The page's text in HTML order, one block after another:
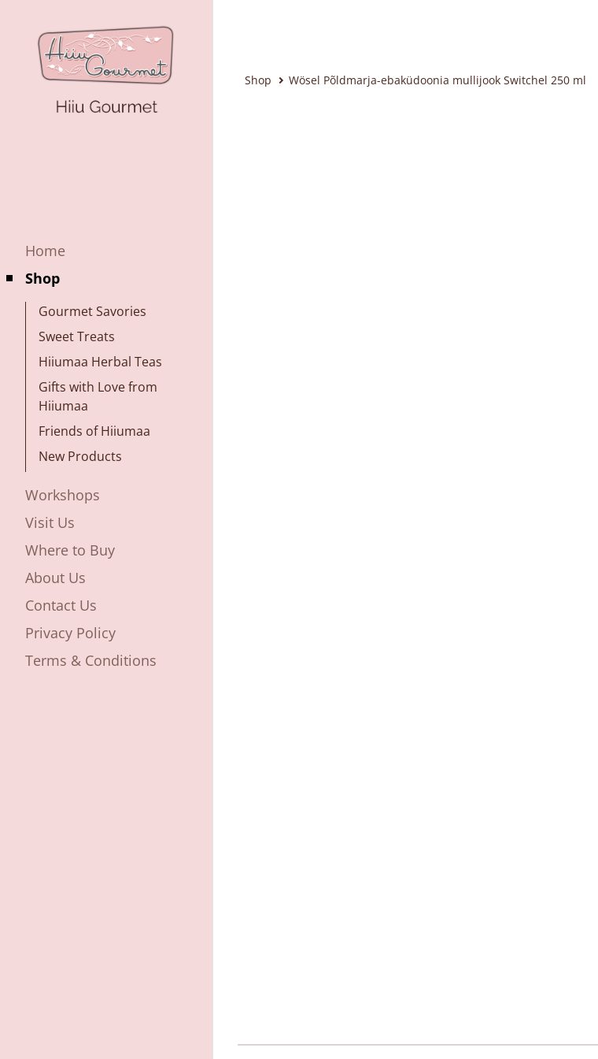
Home
Shop
Gourmet Savories
Sweet Treats
Hiiumaa Herbal Teas
Gifts with Love from
Hiiumaa
Friends of Hiiumaa
New Products
Workshops
Visit Us
Where to Buy
About Us
Contact Us
Privacy Policy
Terms & Conditions
Shop Wösel Põldmarja-ebaküdoonia mullijook Switchel 250 ml